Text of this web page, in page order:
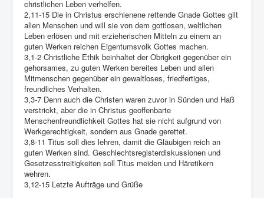
christlichen Leben verhelfen.
2,11-15 Die in Christus erschienene rettende Gnade Gottes gilt
allen Menschen und will sie von dem gottlosen, weltlichen
Leben erlösen und mit erzieherischen Mitteln zu einem an
guten Werken reichen Eigentumsvolk Gottes machen.
3,1-2 Christliche Ethik beinhaltet der Obrigkeit gegenüber ein
gehorsames, zu guten Werken bereites Leben und allen
Mitmenschen gegenüber ein gewaltloses, friedfertiges,
freundliches Verhalten.
3,3-7 Denn auch die Christen waren zuvor in Sünden und Haß
verstrickt, aber die in Christus geoffenbarte
Menschenfreundlichkeit Gottes hat sie nicht aufgrund von
Werkgerechtigkeit, sondern aus Gnade gerettet.
3,8-11 Titus soll dies lehren, damit die Gläubigen reich an
guten Werken sind. Geschlechtsregisterdiskussionen und
Gesetzesstreitigkeiten soll Titus meiden und Häretikern
wehren.
3,12-15 Letzte Aufträge und Grüße